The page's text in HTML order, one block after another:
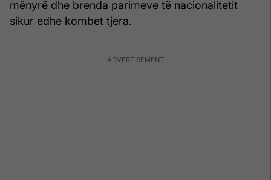
mënyrë dhe brenda parimeve të nacionalitetit
sikur edhe kombet tjera.